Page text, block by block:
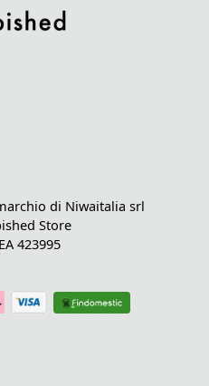
di Niwaitalia srl
Store
423995